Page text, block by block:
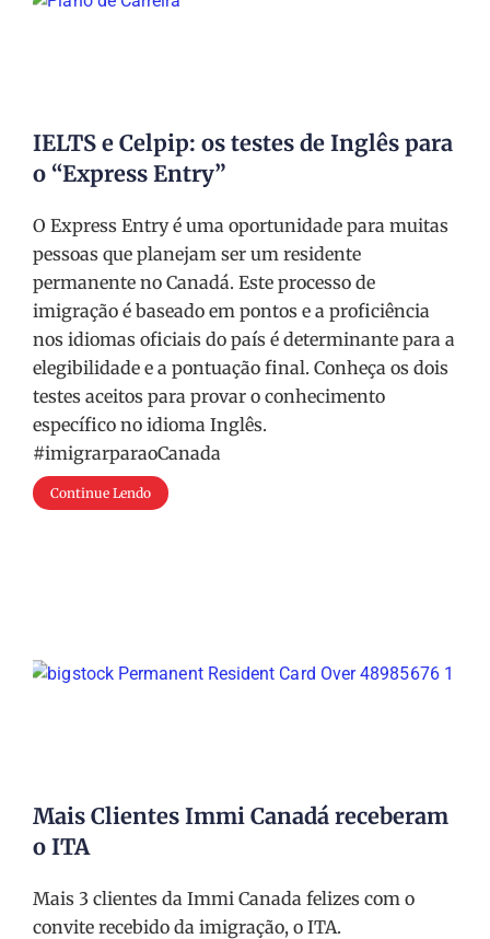
IELTS e Celpip: os testes de Inglês para
o “Express Entry”
O Express Entry é uma oportunidade para muitas
pessoas que planejam ser um residente
permanente no Canadá. Este processo de
imigração é baseado em pontos e a proficiência
nos idiomas oficiais do país é determinante para a
elegibilidade e a pontuação final. Conheça os dois
testes aceitos para provar o conhecimento
específico no idioma Inglês.
#imigrarparaoCanada
Continue Lendo
Mais Clientes Immi Canadá receberam
o ITA
Mais 3 clientes da Immi Canada felizes com o
convite recebido da imigração, o ITA.